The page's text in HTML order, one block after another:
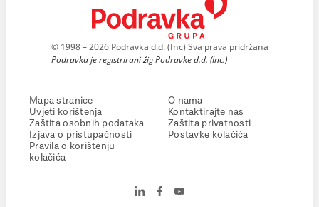
© 1998 – 2026 Podravka d.d. (Inc) Sva prava pridržana
Podravka je registrirani žig Podravke d.d. (Inc.)
Mapa stranice
Uvjeti korištenja
Zaštita osobnih podataka
Izjava o pristupačnosti
Pravila o korištenju
kolačića
O nama
Kontaktirajte nas
Zaštita privatnosti
Postavke kolačića